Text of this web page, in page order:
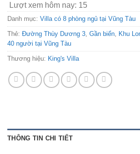
Lượt xem hôm nay: 15
Danh mục: Villa có 8 phòng ngủ tại Vũng Tàu
Thẻ: Đường Thùy Dương 3 Gần biển Khu
40 người tại Vũng Tàu
Thương hiệu: King's Villa
THÔNG TIN CHI TIẾT